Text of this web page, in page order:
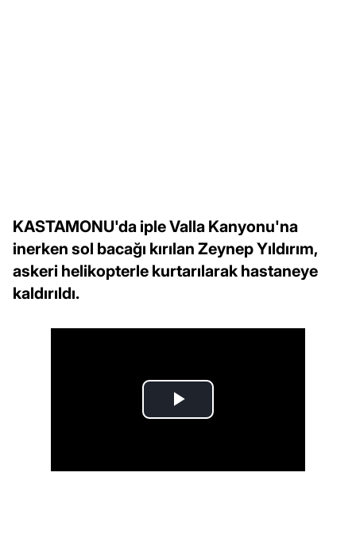
KASTAMONU'da iple Valla Kanyonu'na
inerken sol bacağı kırılan Zeynep Yıldırım,
askeri helikopterle kurtarılarak hastaneye
kaldırıldı.